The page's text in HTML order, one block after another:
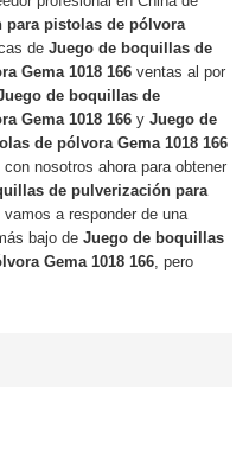
pistolas de pólvora
deJuego de boquillas de
Gema 1018 166 ventas al por
de boquillas de
Gema 1018 166 yJuego de
de pólvora Gema 1018 166
nosotros ahora para obtener
de pulverización para
vamos a responder de una
bajo deJuego de boquillas
Gema 1018 166, pero